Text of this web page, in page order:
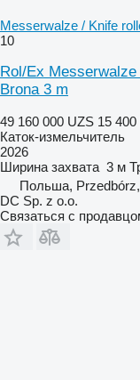
Messerwalze / Knife
10
Rol/Ex
Brona 3 m
49 160 000 UZS 15 400
Каток-измельчитель
2026
Ширина захвата 3 м
Польша,
DC Sp. z o.o.
Связаться с